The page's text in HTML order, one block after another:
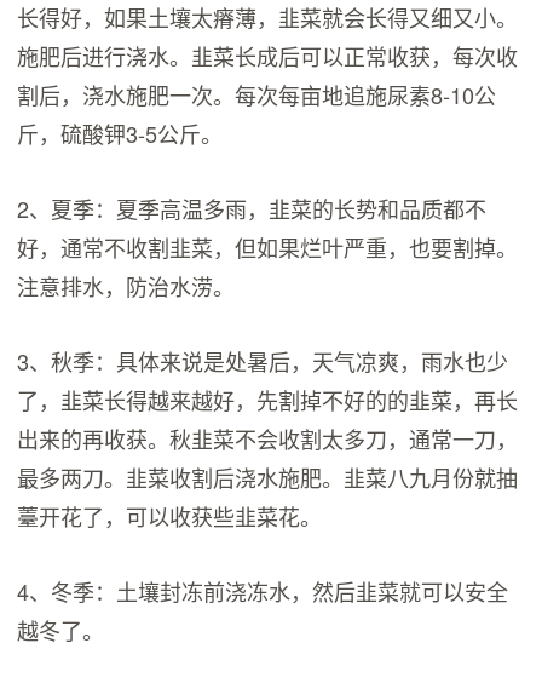
长得好，如果土壤太瘠薄，韭菜就会长得又细又小。
施肥后进行浇水。韭菜长成后可以正常收获，每次收
割后，浇水施肥一次。每次每亩地追施尿素8-10公
斤，硫酸钾3-5公斤。
2、夏季：夏季高温多雨，韭菜的长势和品质都不
好，通常不收割韭菜，但如果烂叶严重，也要割掉。
注意排水，防治水涝。
3、秋季：具体来说是处暑后，天气凉爽，雨水也少
了，韭菜长得越来越好，先割掉不好的的韭菜，再长
出来的再收获。秋韭菜不会收割太多刀，通常一刀，
最多两刀。韭菜收割后浇水施肥。韭菜八九月份就抽
薹开花了，可以收获些韭菜花。
4、冬季：土壤封冻前浇冻水，然后韭菜就可以安全
越冬了。